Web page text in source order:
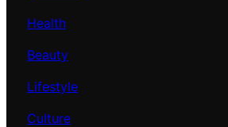
Health
Beauty
Lifestyle
Culture